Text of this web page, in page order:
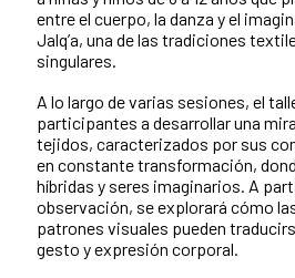
entre el cuerpo, la danza y el
Jalq’a, una de las tradiciones
singulares.
A lo largo de varias sesiones, el
participantes a desarrollar una
tejidos, caracterizados por sus
en constante transformación,
híbridas y seres imaginarios. A
observación, se explorará cómo
patrones visuales pueden
gesto y expresión corporal.